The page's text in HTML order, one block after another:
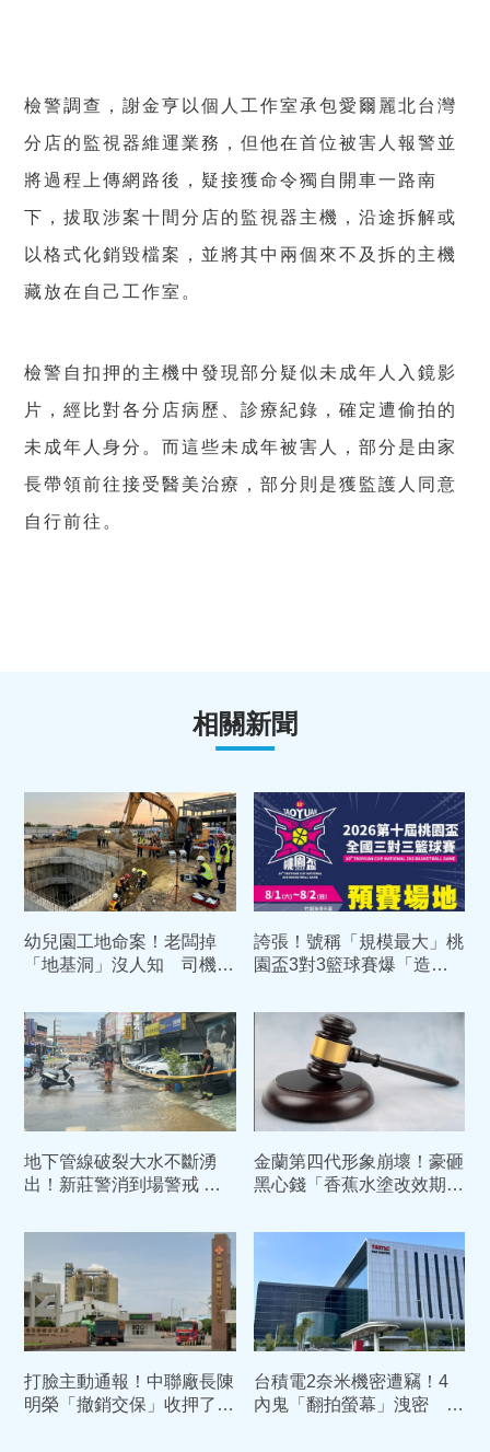
檢警調查，謝金亨以個人工作室承包愛爾麗北台灣
分店的監視器維運業務，但他在首位被害人報警並
將過程上傳網路後，疑接獲命令獨自開車一路南
下，拔取涉案十間分店的監視器主機，沿途拆解或
以格式化銷毀檔案，並將其中兩個來不及拆的主機
藏放在自己工作室。
檢警自扣押的主機中發現部分疑似未成年人入鏡影
片，經比對各分店病歷、診療紀錄，確定遭偷拍的
未成年人身分。而這些未成年被害人，部分是由家
長帶領前往接受醫美治療，部分則是獲監護人同意
自行前往。
相關新聞
幼兒園工地命案！老闆掉
「地基洞」沒人知 司機狂
誇張！號稱「規模最大」桃
園盃3對3籃球賽爆「造假
生成
地下管線破裂大水不斷湧
出！新莊警消到場警戒 聯
金蘭第四代形象崩壞！豪砸
黑心錢「香蕉水塗改效期」
賣
打臉主動通報！中聯廠長陳
明榮「撤銷交保」收押了
台積電2奈米機密遭竊！4
內鬼「翻拍螢幕」洩密 主